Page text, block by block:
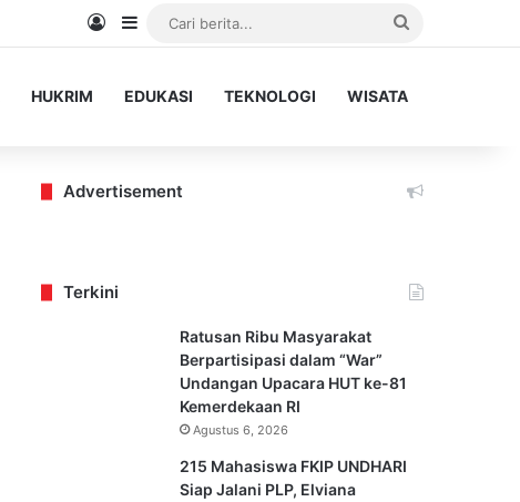
Log InSidebar
HUKRIM EDUKASI TEKNOLOGI WISATA
Advertisement
Terkini
Ratusan Ribu Masyarakat
Berpartisipasi dalam “War”
Undangan Upacara HUT ke-81
Kemerdekaan RI
Agustus 6, 2026
215 Mahasiswa FKIP UNDHARI
Siap Jalani PLP, Elviana